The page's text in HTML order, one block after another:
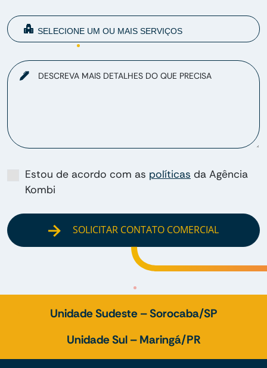
DESCREVA MAIS DETALHES DO QUE PRECISA
Estou de acordo com as políticas da Agência
Kombi
SOLICITAR CONTATO COMERCIAL
Unidade Sudeste – Sorocaba/SP
Unidade Sul – Maringá/PR